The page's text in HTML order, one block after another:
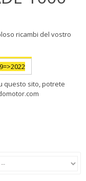
ricambi del vostro
questo sito, potrete